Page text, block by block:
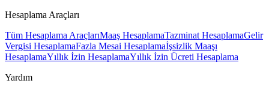
Hesaplama Araçları
Tüm Hesaplama AraçlarıMaaş HesaplamaTazminat HesaplamaGelir
Vergisi HesaplamaFazla Mesai Hesaplamaİşsizlik Maaşı
HesaplamaYıllık İzin HesaplamaYıllık İzin Ücreti Hesaplama
Yardım